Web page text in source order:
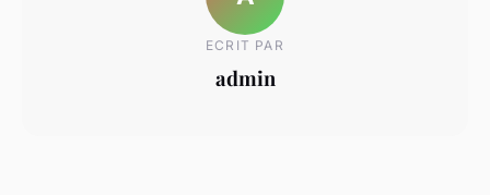
ECRIT PAR
admin